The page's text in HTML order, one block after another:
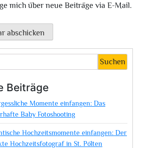
mich über neue Beiträge via E-Mail.
Suchen
Beiträge
Momente einfangen: Das
Baby Fotoshooting
Hochzeitsmomente einfangen: Der
Hochzeitsfotograf in St. Pölten